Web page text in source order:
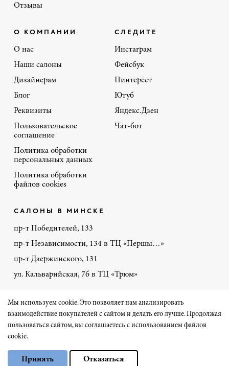
Отзывы
О КОМПАНИИ
О нас
Наши салоны
Дизайнерам
Блог
Реквизиты
Пользовательское
соглашение
Политика обработки
персональных данных
Политика обработки
файлов cookies
СЛЕДИТЕ
Инстаграм
Фейсбук
Пинтерест
Ютуб
Яндекс.Дзен
Чат-бот
САЛОНЫ В МИНСКЕ
пр-т Победителей, 133
пр-т Независимости, 134 в ТЦ «Першы…»
пр-т Дзержинского, 131
ул. Кальварийская, 7б в ТЦ «Трюм»
+375 44 770-86-48
© Порте-Ричи 2026
Сайт разработал «Чеширский Кот» на 1С-Битрикс
Мы используем cookie. Это позволяет нам анализировать
взаимодействие покупателей с сайтом и делать его лучше. Продолжая
пользоваться сайтом, вы соглашаетесь с использованием файлов
cookie.
Минимальные
Принять Отказаться